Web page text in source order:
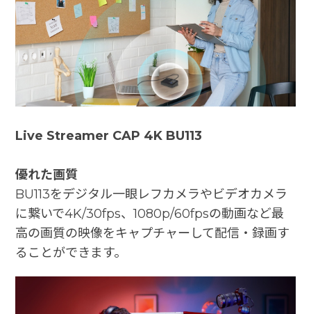
Live Streamer CAP 4K BU113
優れた画質
BU113をデジタル一眼レフカメラやビデオカメラ
に繋いで4K/30fps、1080p/60fpsの動画など最
高の画質の映像をキャプチャーして配信・録画す
ることができます。